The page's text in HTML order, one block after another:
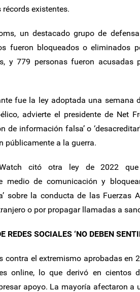
existentes.
un destacado grupo de
fueron bloqueados o eliminados
y 779 personas fueron acusadas
fue la ley adoptada una semana
advierte el presidente de Net
de información falsa’ o
públicamente a la guerra.
citó otra ley de 2022 que
medio de comunicación y
sobre la conducta de las Fuerzas
o por propagar llamadas a
REDES SOCIALES ‘NO DEBEN
contra el extremismo aprobadas en
online, lo que derivó en cientos
apoyo. La mayoría afectaron